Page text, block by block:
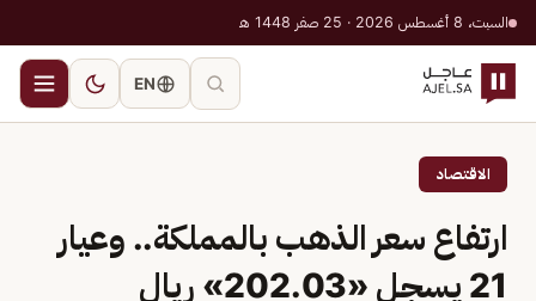
السبت، 8 أغسطس 2026 · 25 صفر 1448 هـ
EN
الاقتصاد
ارتفاع سعر الذهب بالمملكة.. وعيار
21 يسجل «202.03» ريال